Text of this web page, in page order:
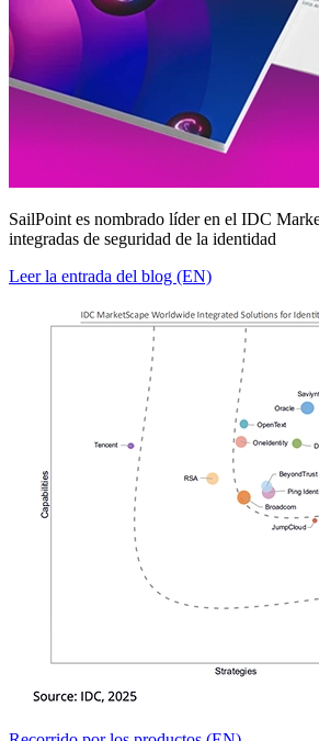
SailPoint es nombrado líder en el IDC
integradas de seguridad de la identidad
Leer la entrada del blog (EN)